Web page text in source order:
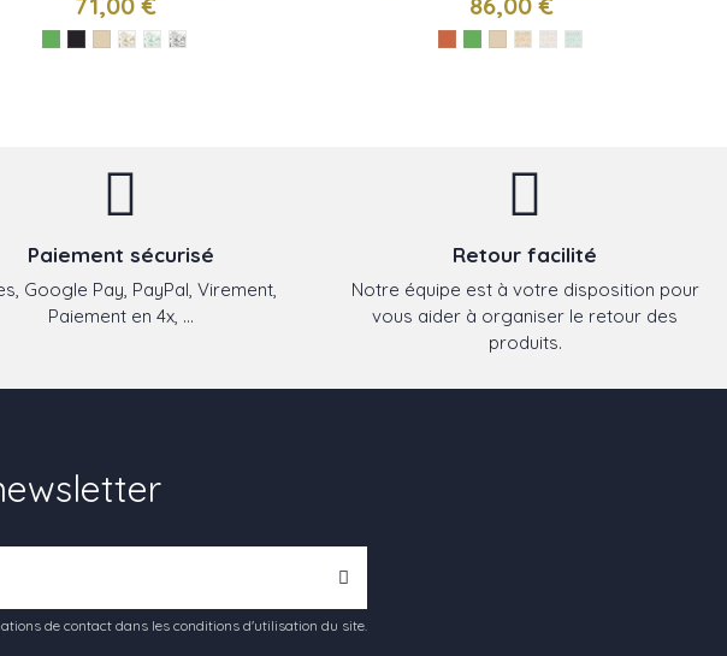
Paiement sécurisé
Google Pay, PayPal, Virement,
Paiement en 4x, ...
Retour facilité
Notre équipe est à votre disposition pour
vous aider à organiser le retour des
produits.
de contact dans les conditions d'utilisation du site.